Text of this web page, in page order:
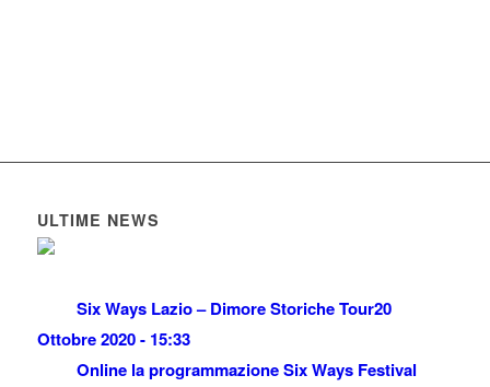
ULTIME NEWS
Six Ways Lazio – Dimore Storiche Tour20
Ottobre 2020 - 15:33
Online la programmazione Six Ways Festival